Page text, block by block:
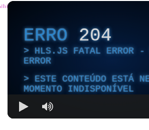
ERRO204
HLS.JS FATAL ERROR -
ERROR
ESTE CONTEÚDO ESTÁ
MOMENTO INDISPONÍVEL